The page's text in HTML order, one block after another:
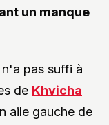
un manque
pas suffi à
de Khvicha
aile gauche de